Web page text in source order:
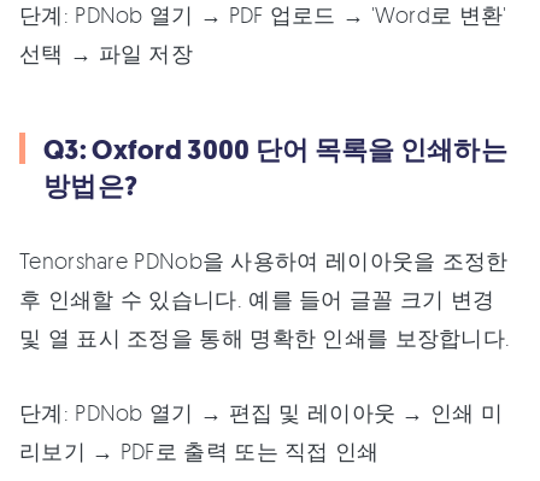
단계: PDNob 열기 → PDF 업로드 → 'Word로 변환'
선택 → 파일 저장
Q3: Oxford 3000 단어 목록을 인쇄하는
방법은?
Tenorshare PDNob을 사용하여 레이아웃을 조정한
후 인쇄할 수 있습니다. 예를 들어 글꼴 크기 변경
및 열 표시 조정을 통해 명확한 인쇄를 보장합니다.
단계: PDNob 열기 → 편집 및 레이아웃 → 인쇄 미
리보기 → PDF로 출력 또는 직접 인쇄